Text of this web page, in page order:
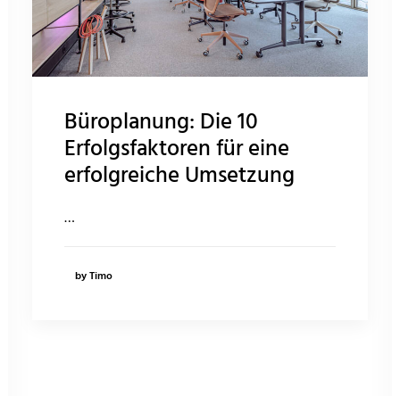
Büroplanung: Die 10
Erfolgsfaktoren für eine
erfolgreiche Umsetzung
…
by Timo